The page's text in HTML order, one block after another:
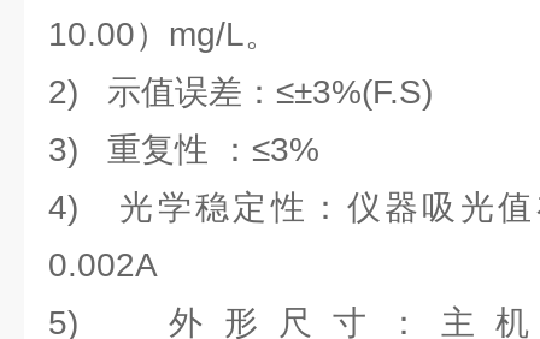
10.00）mg/L。
2) 示值误差：≤±3%(F.S)
3) 重复性 ：≤3%
4) 光学稳定性：仪器吸光值
0.002A
5) 外形尺寸：主机